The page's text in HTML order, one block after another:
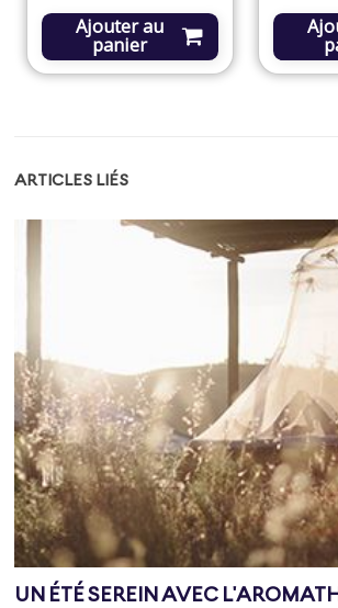
Ajouter au
panier
ARTICLES LIÉS
UN ÉTÉ SEREIN AVEC